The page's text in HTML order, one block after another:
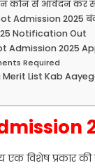
कौन से आवेदन कर
Admission 2025
Notification Out
Admission 2025
Required
Merit List Kab
विशेष प्रकार की